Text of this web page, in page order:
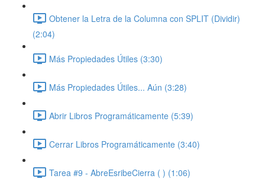
Obtener la Letra de la Columna con SPLIT (Dividir)
(2:04)
Más Propiedades Útiles (3:30)
Más Propiedades Útiles... Aún (3:28)
Abrir Libros Programáticamente (5:39)
Cerrar Libros Programáticamente (3:40)
Tarea #9 - AbreEsribeCierra ( ) (1:06)